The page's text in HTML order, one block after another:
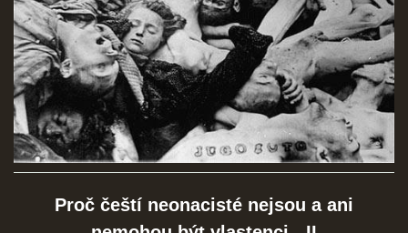
PROPAGAČNÍ MATERIÁLY A DALŠÍ
SOCIÁLNÍ SÍTĚ
© 2026 eStránky.cz |RSS
Proč čeští neonacisté nejsou a ani